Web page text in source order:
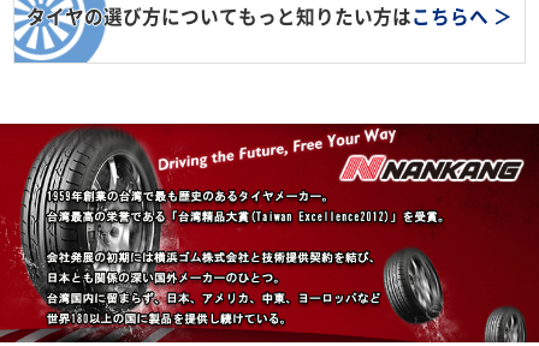
タイヤの選び方についてもっと知りたい方はこちらへ ＞